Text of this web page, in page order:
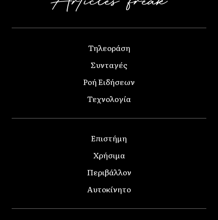
Τηλεοράση
Συνταγές
Ροή Ειδήσεων
Τεχνολογία
Επιστήμη
Χρήσιμα
Περιβάλλον
Αυτοκίνητο